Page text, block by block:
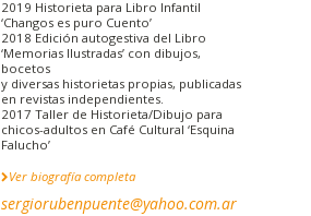
2019 Historieta para Libro Infantil
‘Changos es puro Cuento’
2018 Edición autogestiva del Libro
‘Memorias Ilustradas’ con dibujos,
bocetos
y diversas historietas propias, publicadas
en revistas independientes.
2017 Taller de Historieta/Dibujo para
chicos-adultos en Café Cultural ‘Esquina
Falucho’
Ver biografía completa
sergiorubenpuente@yahoo.com.ar